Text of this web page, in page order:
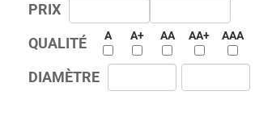
PRIX
QUALITÉ
A A+ AA AA+ AAA
DIAMÈTRE